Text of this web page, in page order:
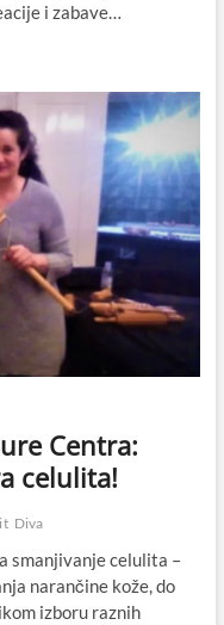
i zabave…
Centra:
celulita!
Diva
smanjivanje celulita –
narančine kože, do
izboru raznih